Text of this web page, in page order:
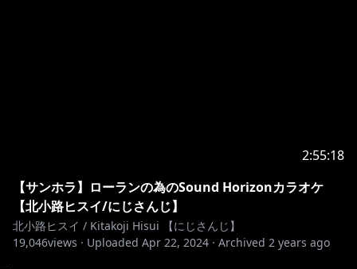
2:55:18
【サンホラ】ローランの為のSound Horizonカラオケ
【北小路ヒスイ/にじさんじ】
北小路ヒスイ / Kitakoji Hisui 【にじさんじ】
19,046views · Uploaded Apr 22, 2024 · Archived 2 years ago